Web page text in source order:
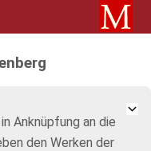
Anknüpfung an die
den Werken der